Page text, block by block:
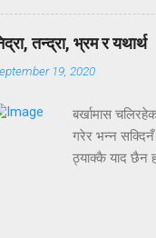
हुनेपर्ने प्राथमिकता हेरौं।
ट्विटर, फेसबुकका त कुरै छोडौं,
तन्द्रा, भ्रम र यथार्थ
19, 2020
बर्खामास
गरेर भन्न
ठ्याक्कै याद छैन
जानुपर्ने बाटो